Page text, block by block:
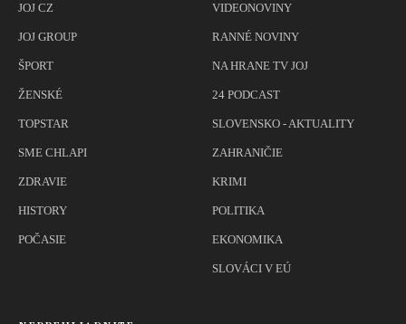
JOJ CZ
JOJ GROUP
ŠPORT
ŽENSKÉ
TOPSTAR
SME CHLAPI
ZDRAVIE
HISTORY
POČASIE
VIDEONOVINY
RANNÉ NOVINY
NA HRANE TV JOJ
24 PODCAST
SLOVENSKO - AKTUALITY
ZAHRANIČIE
KRIMI
POLITIKA
EKONOMIKA
SLOVÁCI V EÚ